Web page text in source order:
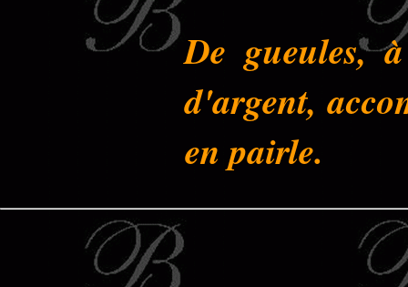
De gueules,
d'argent,
en pairle.